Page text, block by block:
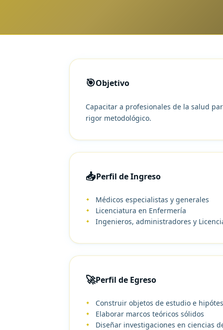
🎯Objetivo
Capacitar a profesionales de la salud
rigor metodológico.
📥Perfil de Ingreso
Médicos especialistas y generales
Licenciatura en Enfermería
Ingenieros, administradores y
🚀Perfil de Egreso
Construir objetos de estudio e
Elaborar marcos teóricos sólidos
Diseñar investigaciones en ciencias